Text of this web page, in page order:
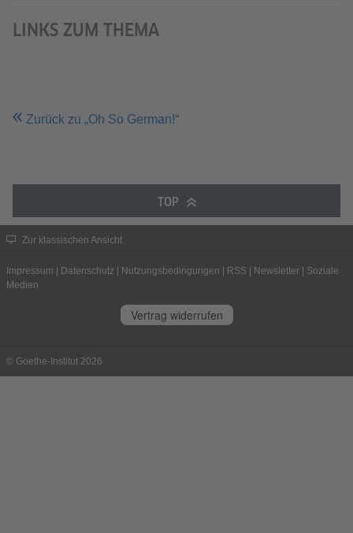
LINKS ZUM THEMA
Zurück zu „Oh So German!“
TOP
Zur klassischen Ansicht
Impressum Datenschutz Nutzungsbedingungen RSS Newsletter
Soziale
Medien
Vertrag widerrufen
© Goethe-Institut 2026